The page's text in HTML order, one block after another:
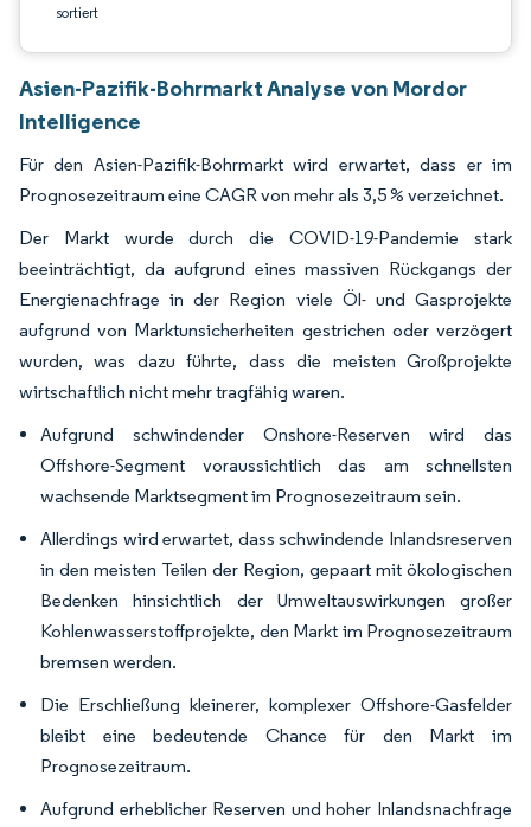
sortiert
Asien-Pazifik-Bohrmarkt Analyse von Mordor
Intelligence
Für den Asien-Pazifik-Bohrmarkt wird erwartet, dass er im
Prognosezeitraum eine CAGR von mehr als 3,5 % verzeichnet.
Der Markt wurde durch die COVID-19-Pandemie stark
beeinträchtigt, da aufgrund eines massiven Rückgangs der
Energienachfrage in der Region viele Öl- und Gasprojekte
aufgrund von Marktunsicherheiten gestrichen oder verzögert
wurden, was dazu führte, dass die meisten Großprojekte
wirtschaftlich nicht mehr tragfähig waren.
Aufgrund schwindender Onshore-Reserven wird das
Offshore-Segment voraussichtlich das am schnellsten
wachsende Marktsegment im Prognosezeitraum sein.
Allerdings wird erwartet, dass schwindende Inlandsreserven
in den meisten Teilen der Region, gepaart mit ökologischen
Bedenken hinsichtlich der Umweltauswirkungen großer
Kohlenwasserstoffprojekte, den Markt im Prognosezeitraum
bremsen werden.
Die Erschließung kleinerer, komplexer Offshore-Gasfelder
bleibt eine bedeutende Chance für den Markt im
Prognosezeitraum.
Aufgrund erheblicher Reserven und hoher Inlandsnachfrage